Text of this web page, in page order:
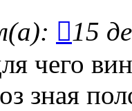
15
чего
зная